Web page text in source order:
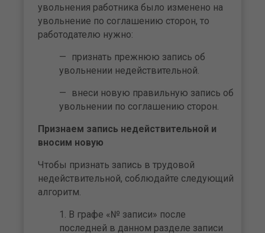
увольнения работника было изменено на
увольнение по соглашению сторон, то
работодателю нужно:
признать прежнюю запись об
увольнении недействительной.
внеси новую правильную запись об
увольнении по соглашению сторон.
Признаем запись недействительной и
вносим новую
Чтобы признать запись в трудовой
недействительной, соблюдайте следующий
алгоритм.
В графе «№ записи» после
последней в данном разделе записи